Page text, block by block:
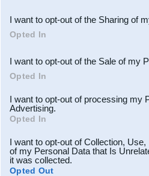
Downstream Participants
third parties.
I want to opt-out of the Sharing of
Opted In
I want to opt-out of the Sale of my
Opted In
I want to opt-out of processing my
Advertising.
Opted In
I want to opt-out of Collection,
of my Personal Data that Is
it was collected.
Opted Out